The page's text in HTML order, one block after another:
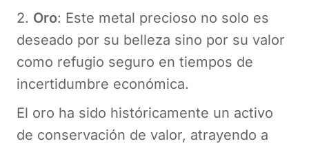
2. Oro: Este metal precioso no solo es
deseado por su belleza sino por su valor
como refugio seguro en tiempos de
incertidumbre económica.
El oro ha sido históricamente un activo
de conservación de valor, atrayendo a